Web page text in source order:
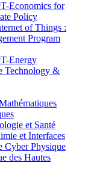
Economics for
Policy
of Things :
Program
Energy
Technology &
et Santé
et Interfaces
Cyber Physique
des Hautes